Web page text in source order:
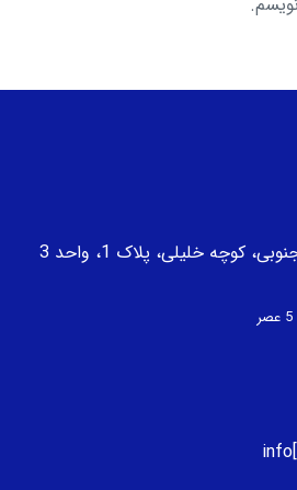
کوچه خلیلی، پلاک 1، واحد 3